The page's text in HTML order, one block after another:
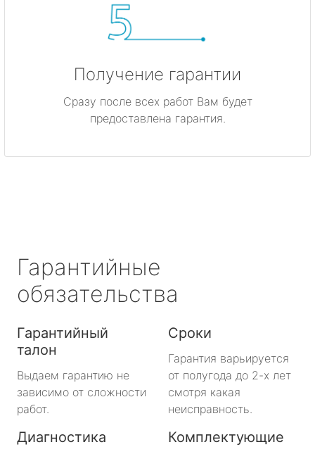
Получение гарантии
Сразу после всех работ Вам будет
предоставлена гарантия.
Гарантийные
обязательства
Гарантийный
талон
Выдаем гарантию не
зависимо от сложности
работ.
Сроки
Гарантия варьируется
от полугода до 2-х лет
смотря какая
неисправность.
Диагностика Комплектующие